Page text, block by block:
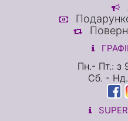
Пн.- Пт.: з
Сб. -